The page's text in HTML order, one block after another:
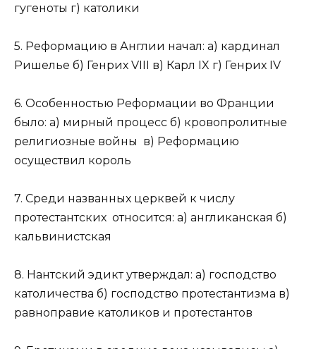
гугеноты г) католики
5. Реформацию в Англии начал: а) кардинал
Ришелье б) Генрих VIII в) Карл IX г) Генрих IV
6. Особенностью Реформации во Франции
было: а) мирный процесс б) кровопролитные
религиозные войны в) Реформацию
осуществил король
7. Среди названных церквей к числу
протестантских относится: а) англиканская б)
кальвинистская
8. Нантский эдикт утверждал: а) господство
католичества б) господство протестантизма в)
равноправие католиков и протестантов